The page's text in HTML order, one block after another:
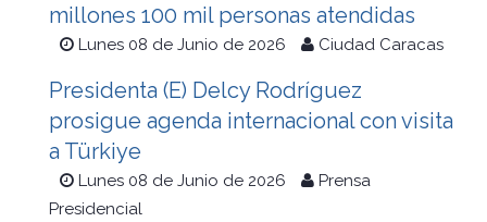
millones 100 mil personas atendidas
Lunes 08 de Junio de 2026 Ciudad Caracas
Presidenta (E) Delcy Rodríguez
prosigue agenda internacional con visita
a Türkiye
Lunes 08 de Junio de 2026
Prensa
Presidencial